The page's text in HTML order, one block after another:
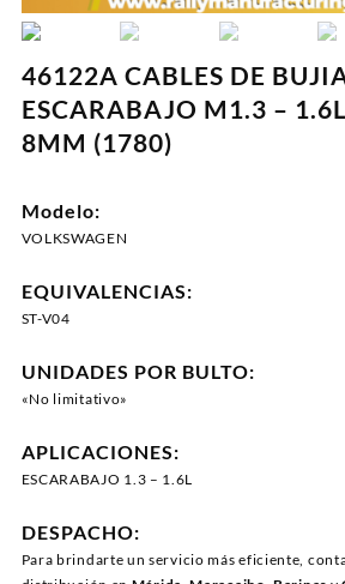
46122A CABLES DE
ESCARABAJO M1.3 –
8MM (1780)
Modelo:
VOLKSWAGEN
EQUIVALENCIAS:
ST-V04
UNIDADES POR BULTO:
«No limitativo»
APLICACIONES:
ESCARABAJO 1.3 – 1.6L
DESPACHO:
Para brindarte un servicio más eficiente,